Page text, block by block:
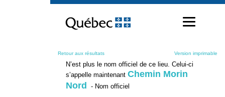
contenu
Retour aux résultats Version imprimable
N’est plus le nom officiel de ce lieu. Celui-ci
s’appelle maintenant Chemin Morin
Nord
- Nom officiel